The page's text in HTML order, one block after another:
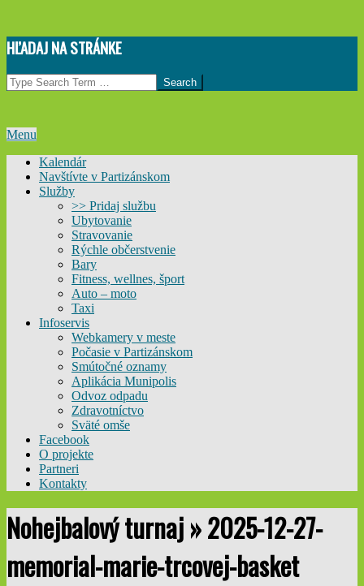
Skip
to
content
HĽADAJ NA STRÁNKE
Search
Primary
Menu
Menu
Kalendár
Navštívte v Partizánskom
Služby
>> Pridaj službu
Ubytovanie
Stravovanie
Rýchle občerstvenie
Bary
Fitness, wellnes, šport
Auto – moto
Taxi
Infoservis
Webkamery v meste
Počasie v Partizánskom
Smútočné oznamy
Aplikácia Munipolis
Odvoz odpadu
Zdravotníctvo
Sväté omše
Facebook
O projekte
Partneri
Kontakty
Nohejbalový turnaj »2025-12-27-
memorial-marie-trcovej-basket